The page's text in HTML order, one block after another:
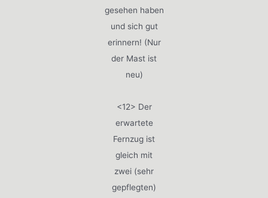
gesehen haben
und sich gut
erinnern! (Nur
der Mast ist
neu)
<12> Der
erwartete
Fernzug ist
gleich mit
zwei (sehr
gepflegten)